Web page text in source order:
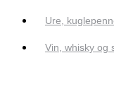
Ure,
Vin, whisky og